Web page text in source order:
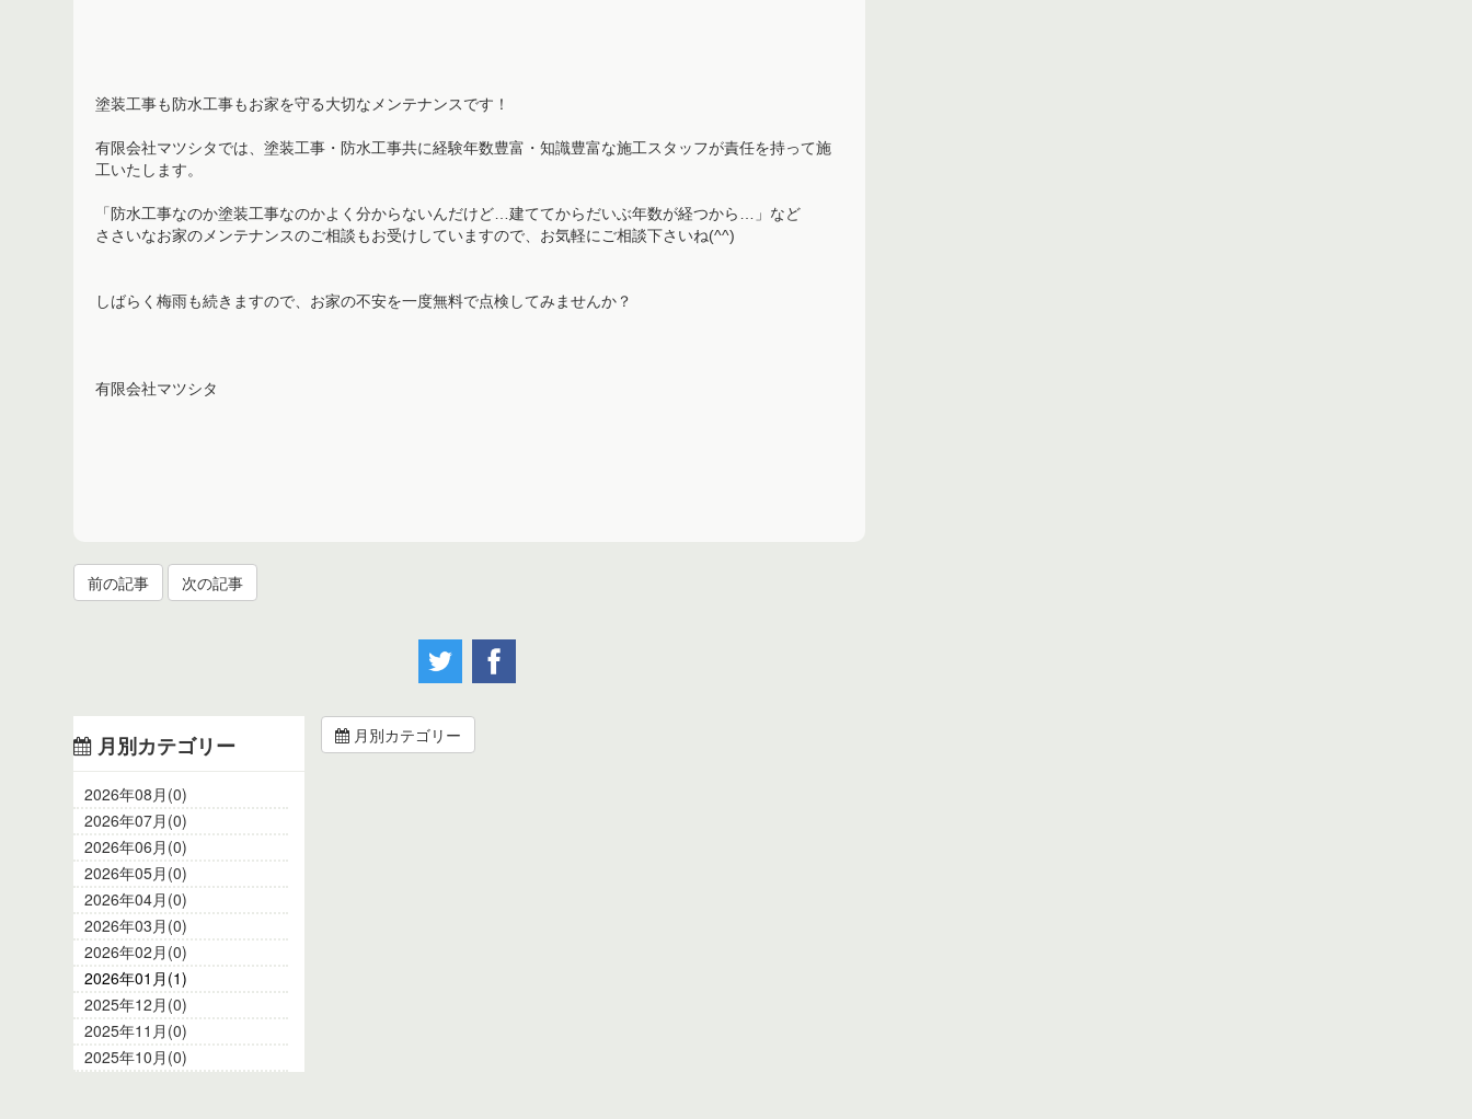
塗装工事も防水工事もお家を守る大切なメンテナンスです！
有限会社マツシタでは、塗装工事・防水工事共に経験年数豊富・知識豊富な施工スタッフが責任を持って施
工いたします。
「防水工事なのか塗装工事なのかよく分からないんだけど…建ててからだいぶ年数が経つから…」など
ささいなお家のメンテナンスのご相談もお受けしていますので、お気軽にご相談下さいね(^^)
しばらく梅雨も続きますので、お家の不安を一度無料で点検してみませんか？
有限会社マツシタ
前の記事 次の記事
月別カテゴリー
2026年08月(0)
2026年07月(0)
2026年06月(0)
2026年05月(0)
2026年04月(0)
2026年03月(0)
2026年02月(0)
2026年01月(1)
2025年12月(0)
2025年11月(0)
2025年10月(0)
月別カテゴリー